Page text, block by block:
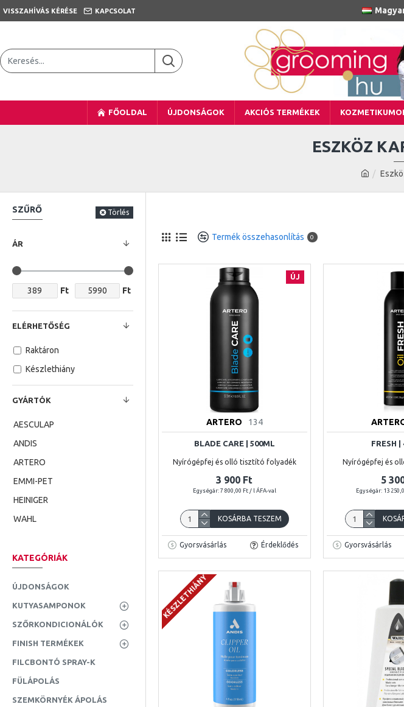
VISSZAHÍVÁS KÉRÉSE KAPCSOLAT
FŐOLDAL ÚJDONSÁGOK AKCIÓS TERMÉKEK
ESZKÖZ
SZŰRŐ Törlés
ÁR
Ft Ft
GYÁRTÓK
AESCULAP
ANDIS
ARTERO
EMMI-PET
HEINIGER
WAHL
ELÉRHETŐSÉG
Raktáron
Készlethiány
KATEGÓRIÁK
ÚJDONSÁGOK
KUTYASAMPONOK
SZŐRKONDICIONÁLÓK
FINISH TERMÉKEK
FILCBONTÓ SPRAY-K
FÜLÁPOLÁS
SZEMKÖRNYÉK ÁPOLÁS
Termék összehasonlítás 0
ÚJ
ARTERO 134
BLADE CARE | 500ML
Nyírógépfej és olló tisztító folyadék
3 900 Ft
Egységár: 7 800,00 Ft / l ÁFA-val
KOSÁRBA TESZEM
Gyorsvásárlás Érdeklődés
FRESH |
Nyírógépfej és
5
Egységár: 13
Gyorsvásárlás
KÉSZLETHIÁNY